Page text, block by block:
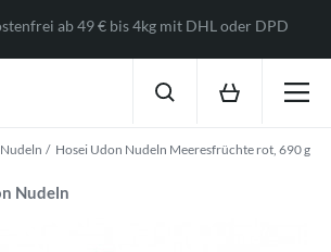
ab 49 € bis 4kg mit DHL oder DPD
Hosei Udon Nudeln Meeresfrüchte rot, 690 g
Nudeln